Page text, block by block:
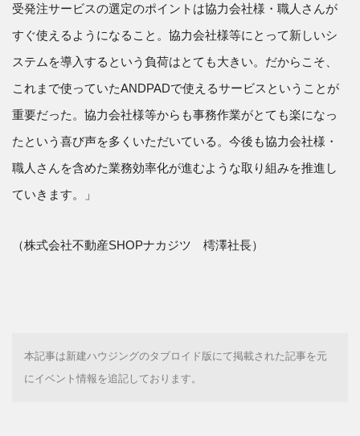
受発注サービスの選定のポイントは協力会社様・職人さんが
すぐ使えるようになること。協力会社様等にとって新しいシ
ステムを導入するという負荷はとても大きい。だからこそ、
これまで使っていたANDPADで使えるサービスということが
重要だった。協力会社様等からも事務作業がとても楽になっ
たという喜び声を多くいただいている。今後も協力会社様・
職人さんを含めた業務効率化が進むような取り組みを推進し
ていきます。」
（株式会社不動産SHOPナカジツ 樗澤社長）
本記事は新建ハウジングのタブロイド版にて掲載された記事を元
にイベント情報を追記しております。